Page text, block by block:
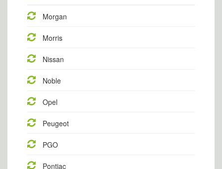
Morgan
Morris
Nissan
Noble
Opel
Peugeot
PGO
Pontiac